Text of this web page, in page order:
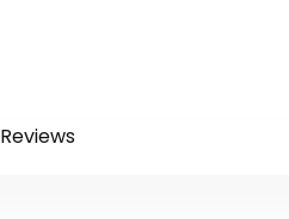
Reviews